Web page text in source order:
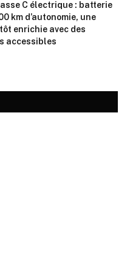
C électrique : batterie
km d’autonomie, une
enrichie avec des
accessibles